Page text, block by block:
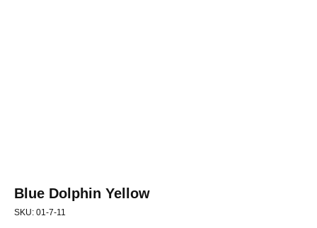
Blue Dolphin Yellow
SKU: 01-7-11